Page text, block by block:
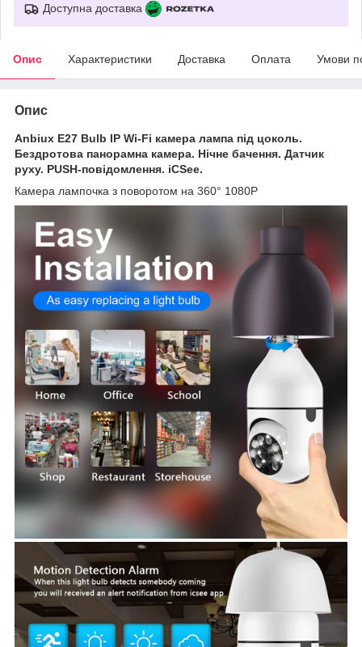
Доступна доставка
Опис Характеристики Доставка Оплата Умови
Опис
Anbiux E27 Bulb IP Wi-Fi камера лампа під цоколь.
Бездротова панорамна камера. Нічне бачення. Датчик
руху. PUSH-повідомлення. iCSee.
Камера лампочка з поворотом на 360° 1080P